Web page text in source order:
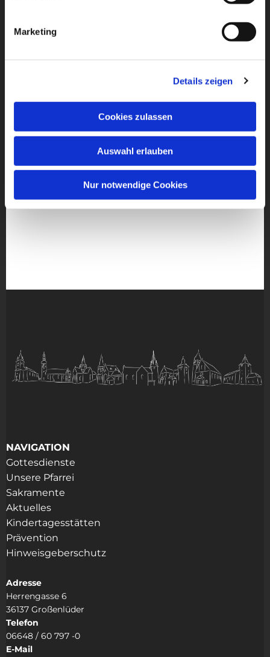
Marketing
Details zeigen
Cookies zulassen
Auswahl erlauben
Nur notwendige Cookies
NAVIGATION
Gottesdienste
Unsere Pfarrei
Sakramente
Aktuelles
Kindertagesstätten
Prävention
Hinweisgeberschutz
Adresse
Herrengasse 6
36137 Großenlüder
Telefon
06648 / 60 797 -0
E-Mail